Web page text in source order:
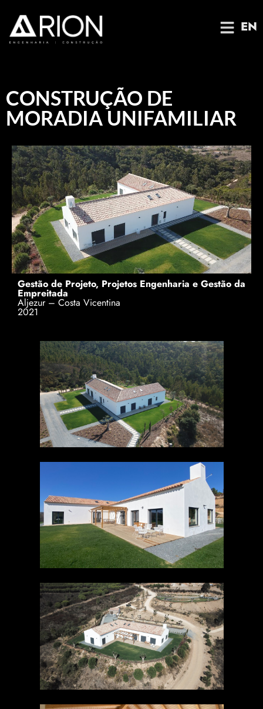
EN
CONSTRUÇÃO DE
MORADIA UNIFAMILIAR
Gestão de Projeto, Projetos Engenharia e Gestão da
Empreitada
Aljezur – Costa Vicentina
2021